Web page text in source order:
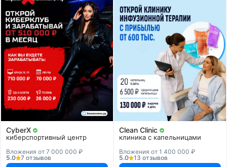
CyberX
киберспортивный центр
Вложения от 7 000 000 ₽
5.0
7 отзывов
Clean Clinic
клиника с капельницами
Вложения от 1 400 000 ₽
5.0
13 отзывов